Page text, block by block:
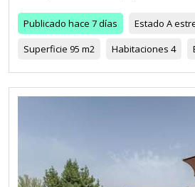
Publicado hace 7 días Estado A
Superficie 95 m2 Habitaciones 4